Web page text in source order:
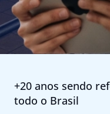
+20 anos sendo
todo o Brasil